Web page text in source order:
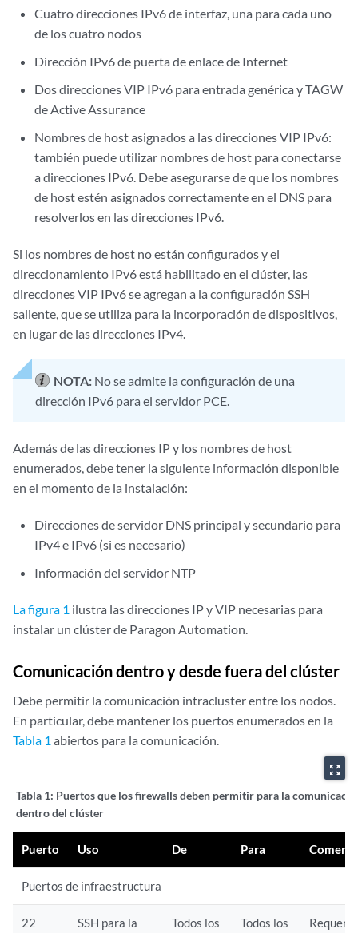
Cuatro direcciones IPv6 de interfaz, una para cada uno
de los cuatro nodos
Dirección IPv6 de puerta de enlace de Internet
Dos direcciones VIP IPv6 para entrada genérica y TAGW
de Active Assurance
Nombres de host asignados a las direcciones VIP IPv6:
también puede utilizar nombres de host para conectarse
a direcciones IPv6. Debe asegurarse de que los nombres
de host estén asignados correctamente en el DNS para
resolverlos en las direcciones IPv6.
Si los nombres de host no están configurados y el
direccionamiento IPv6 está habilitado en el clúster, las
direcciones VIP IPv6 se agregan a la configuración SSH
saliente, que se utiliza para la incorporación de dispositivos,
en lugar de las direcciones IPv4.
NOTA: No se admite la configuración de una
dirección IPv6 para el servidor PCE.
Además de las direcciones IP y los nombres de host
enumerados, debe tener la siguiente información disponible
en el momento de la instalación:
Direcciones de servidor DNS principal y secundario para
IPv4 e IPv6 (si es necesario)
Información del servidor NTP
La figura 1 ilustra las direcciones IP y VIP necesarias para
instalar un clúster de Paragon Automation.
Comunicación dentro y desde fuera del clúster
Debe permitir la comunicación intracluster entre los nodos.
En particular, debe mantener los puertos enumerados en la
Tabla 1 abiertos para la comunicación.
zoom_out_map
Tabla 1: Puertos que los firewalls deben permitir para la
dentro del clúster
Puerto Uso De Para
Puertos de infraestructura
22
SSH para la
Todos los
Todos los
Requerir